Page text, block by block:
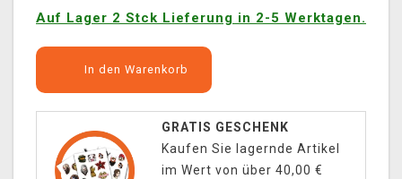
Auf Lager 2 Stck Lieferung in 2-5 Werktagen.
In den Warenkorb
GRATIS GESCHENK
Kaufen Sie lagernde Artikel
im Wert von über 40,00 €